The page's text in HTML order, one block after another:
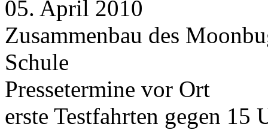
05. April 2010
Zusammenbau des
Schule
Pressetermine vor Ort
erste Testfahrten gegen 15